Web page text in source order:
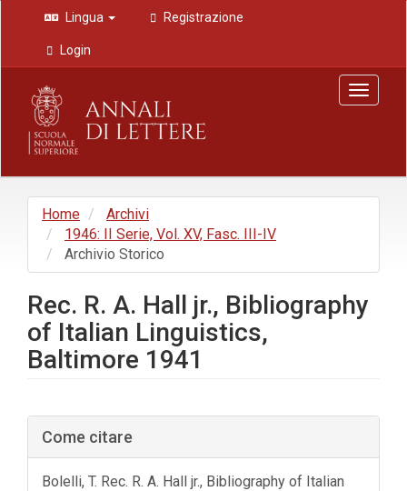
Navigazione
principale
Contenuto
principale
Barra
laterale
Lingua Registrazione
Login
Toggle
Home
Archivi
1946: II Serie, Vol. XV, Fasc. III-IV
Archivio Storico
Rec. R. A. Hall jr., Bibliography
of Italian Linguistics,
Baltimore 1941
Barra
laterale
dell'articolo
Come citare
Bolelli, T. Rec. R. A. Hall jr., Bibliography of Italian